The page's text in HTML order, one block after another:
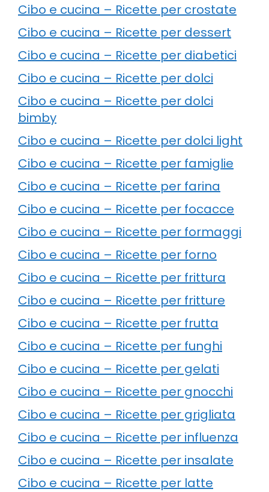
Cibo e cucina – Ricette per crostate
Cibo e cucina – Ricette per dessert
Cibo e cucina – Ricette per diabetici
Cibo e cucina – Ricette per dolci
Cibo e cucina – Ricette per dolci
bimby
Cibo e cucina – Ricette per dolci light
Cibo e cucina – Ricette per famiglie
Cibo e cucina – Ricette per farina
Cibo e cucina – Ricette per focacce
Cibo e cucina – Ricette per formaggi
Cibo e cucina – Ricette per forno
Cibo e cucina – Ricette per frittura
Cibo e cucina – Ricette per fritture
Cibo e cucina – Ricette per frutta
Cibo e cucina – Ricette per funghi
Cibo e cucina – Ricette per gelati
Cibo e cucina – Ricette per gnocchi
Cibo e cucina – Ricette per grigliata
Cibo e cucina – Ricette per influenza
Cibo e cucina – Ricette per insalate
Cibo e cucina – Ricette per latte